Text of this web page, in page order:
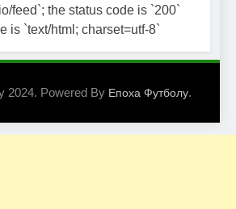
feed`; the status code is `200`
is `text/html; charset=utf-8`
2024. Powered By Епоха Футболу.